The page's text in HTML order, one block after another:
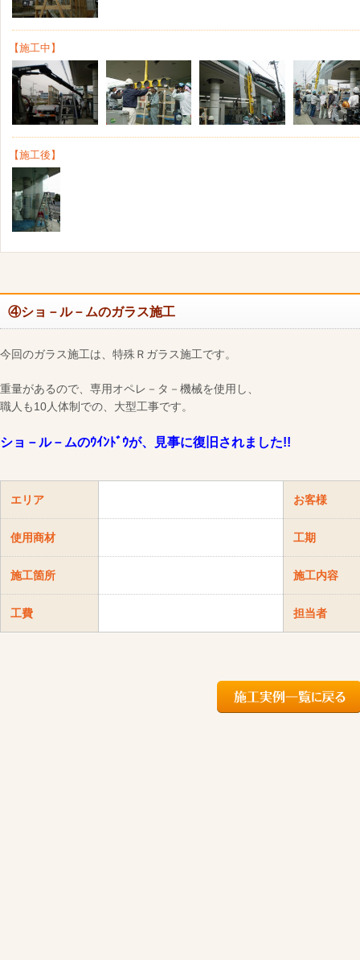
【施工中】
【施工後】
④ショ－ル－ムのガラス施工
今回のガラス施工は、特殊Ｒガラス施工です。
重量があるので、専用オペレ－タ－機械を使用し、
職人も10人体制での、大型工事です。
ショ－ル－ムのｳｲﾝﾄﾞｳが、見事に復旧されました!!
エリア お客様
使用商材 工期
施工箇所 施工内容
工費 担当者